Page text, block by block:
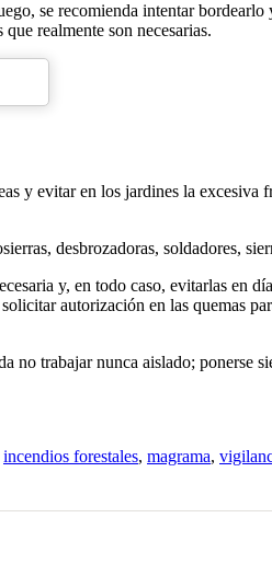
se recomienda intentar
realmente son necesarias.
y evitar en los jardines la
desbrozadoras, soldadores,
y, en todo caso, evitarlas en
autorización en las quemas
trabajar nunca aislado; ponerse
incendios forestales, magrama,